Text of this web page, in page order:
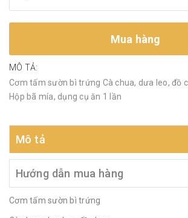
Mua hàng
MÔ TẢ:
Cơm tấm sườn bì trứng Cà chua, dưa leo, đồ
Hộp bã mía, dụng cụ ăn 1 lần
Mô tả
Hướng dẫn mua hàng
Cơm tấm sườn bì trứng